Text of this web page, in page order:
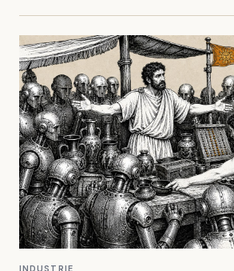
INDUSTRIE